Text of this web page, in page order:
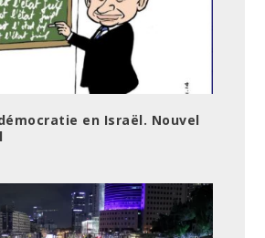
en Israël. Nouvel